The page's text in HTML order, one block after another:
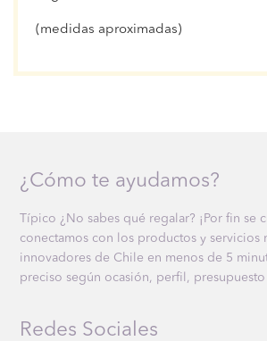
(medidas aproximadas)
¿Cómo te ayudamos?
Típico ¿No sabes qué regalar? ¡Por fin se
conectamos con los productos y servicios
innovadores de Chile en menos de 5
preciso según ocasión, perfil,
Redes Sociales